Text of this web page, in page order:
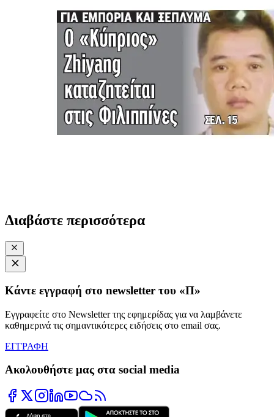
Διαβάστε περισσότερα
Κάντε εγγραφή στο newsletter του «Π»
Εγγραφείτε στο Newsletter της εφημερίδας για να λαμβάνετε
καθημερινά τις σημαντικότερες ειδήσεις στο email σας.
ΕΓΓΡΑΦΗ
Ακολουθήστε μας στα social media